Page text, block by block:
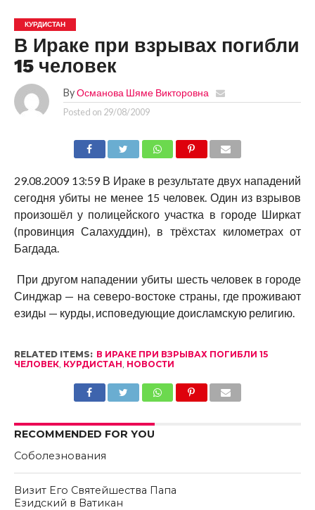
КУРДИСТАН
В Ираке при взрывах погибли
15 человек
By Османова Шяме Викторовна
Posted on 29/08/2009
29.08.2009 13:59 В Ираке в результате двух нападений
сегодня убиты не менее 15 человек. Один из взрывов
произошёл у полицейского участка в городе Ширкат
(провинция Салахуддин), в трёхстах километрах от
Багдада.
При другом нападении убиты шесть человек в городе
Синджар — на северо-востоке страны, где проживают
езиды — курды, исповедующие доисламскую религию.
RELATED ITEMS: В ИРАКЕ ПРИ ВЗРЫВАХ ПОГИБЛИ 15
ЧЕЛОВЕК, КУРДИСТАН НОВОСТИ
RECOMMENDED FOR YOU
Соболезнования
Визит Его Святейшества Папа
Езидский в Ватикан